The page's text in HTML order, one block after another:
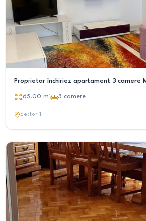
Proprietar închiriez apartament 3 camere
65.00 m² 3 camere
Sector 1